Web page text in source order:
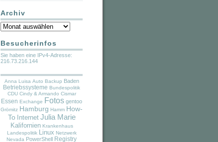
Archiv
Archiv
Besucherinfos
Sie haben eine IPv4-Adresse:
216.73.216.144
Anna Luisa Auto Backup Baden
Betriebssysteme Bundespolitik
CDU Cindy & Armando Cismar
Essen Exchange Fotos gentoo
Grömitz Hamburg Hamm How-
To Internet Julia Marie
Kalifornien Krankenhaus
Landespolitik Linux Netzwerk
Nevada PowerShell Registry